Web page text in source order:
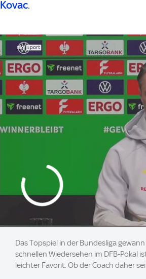
Kovac.
Das Topspiel in der Bundesliga
schnellen Wiedersehen im DFB-Pokal
leichter Favorit. Ob der Coach daher